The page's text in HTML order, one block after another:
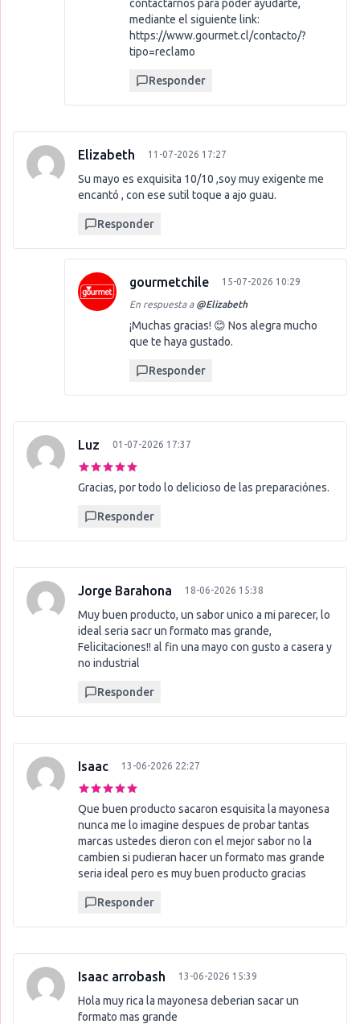
contactarnos para poder ayudarte,
mediante el siguiente link:
https://www.gourmet.cl/contacto/?
tipo=reclamo
Responder
Elizabeth 11-07-2026 17:27
Su mayo es exquisita 10/10 ,soy muy exigente me
encantó , con ese sutil toque a ajo guau.
Responder
gourmetchile 15-07-2026 10:29
En respuesta a @Elizabeth
¡Muchas gracias! 😊 Nos alegra mucho
que te haya gustado.
Responder
Luz 01-07-2026 17:37
Gracias, por todo lo delicioso de las preparaciónes.
Responder
Jorge Barahona 18-06-2026 15:38
Muy buen producto, un sabor unico a mi parecer, lo
ideal seria sacr un formato mas grande,
Felicitaciones!! al fin una mayo con gusto a casera y
no industrial
Responder
Isaac 13-06-2026 22:27
Que buen producto sacaron esquisita la mayonesa
nunca me lo imagine despues de probar tantas
marcas ustedes dieron con el mejor sabor no la
cambien si pudieran hacer un formato mas grande
seria ideal pero es muy buen producto gracias
Responder
Isaac arrobash 13-06-2026 15:39
Hola muy rica la mayonesa deberian sacar un
formato mas grande